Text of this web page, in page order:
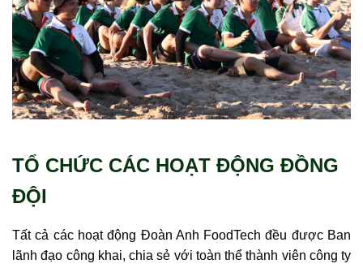
TỔ CHỨC CÁC HOẠT ĐỘNG ĐỒNG
ĐỘI
Tất cả các hoạt động Đoàn Anh FoodTech đều được Ban
lãnh đạo công khai, chia sẻ với toàn thể thành viên công ty